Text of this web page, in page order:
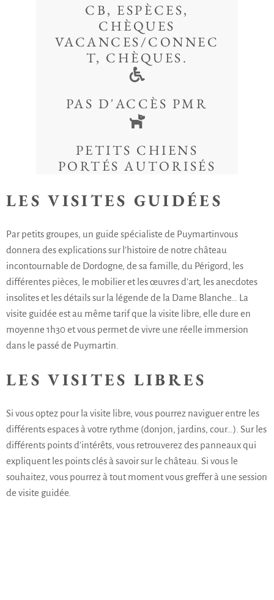
CB, ESPÈCES,
CHÈQUES
VACANCES/CONNEC
T, CHÈQUES.
PAS D'ACCÈS PMR
PETITS CHIENS
PORTÉS AUTORISÉS
LES VISITES GUIDÉES
Par petits groupes, un guide spécialiste de Puymartinvous
donnera des explications sur l’histoire de notre château
incontournable de Dordogne, de sa famille, du Périgord, les
différentes pièces, le mobilier et les œuvres d’art, les anecdotes
insolites et les détails sur la légende de la Dame Blanche… La
visite guidée est au même tarif que la visite libre, elle dure en
moyenne 1h30 et vous permet de vivre une réelle immersion
dans le passé de Puymartin.
LES VISITES LIBRES
Si vous optez pour la visite libre, vous pourrez naviguer entre les
différents espaces à votre rythme (donjon, jardins, cour…). Sur les
différents points d’intérêts, vous retrouverez des panneaux qui
expliquent les points clés à savoir sur le château. Si vous le
souhaitez, vous pourrez à tout moment vous greffer à une session
de visite guidée.